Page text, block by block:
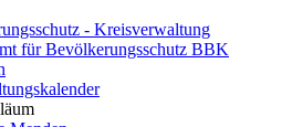
- Kreisverwaltung
für Bevölkerungsschutz BBK